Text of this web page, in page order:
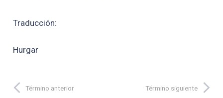
Traducción:
Hurgar
Término anterior Término siguiente